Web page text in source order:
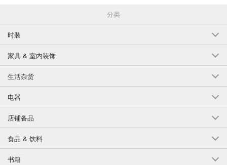
分类
时装
家具 & 室内装饰
生活杂货
电器
店铺备品
食品 & 饮料
书籍